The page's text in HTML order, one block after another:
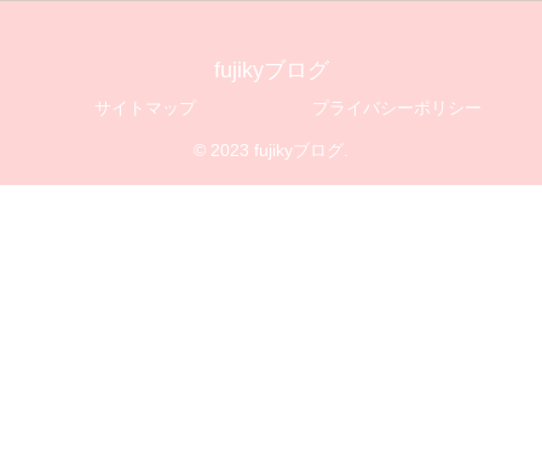
fujikyブログ
サイトマップ プライバシーポリシー
© 2023 fujikyブログ.